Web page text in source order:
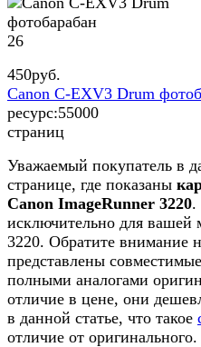
26
450руб.
Canon C-EXV3 Drum
ресурс:55000
страниц
Уважаемый покупатель в
странице, где показаны
Canon ImageRunner 3220.
исключительно для вашей
3220. Обратите внимание
представлены
полными аналогами
отличие в цене, они
в данной статье, что такое
отличие от оригинального.